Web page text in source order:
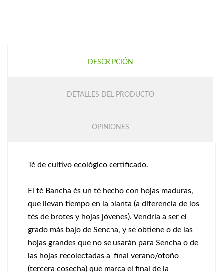
DESCRIPCIÓN
DETALLES DEL PRODUCTO
OPINIONES
Té de cultivo ecológico certificado.
El té Bancha és un té hecho con hojas maduras,
que llevan tiempo en la planta (a diferencia de los
tés de brotes y hojas jóvenes). Vendría a ser el
grado más bajo de Sencha, y se obtiene o de las
hojas grandes que no se usarán para Sencha o de
las hojas recolectadas al final verano/otoño
(tercera cosecha) que marca el final de la